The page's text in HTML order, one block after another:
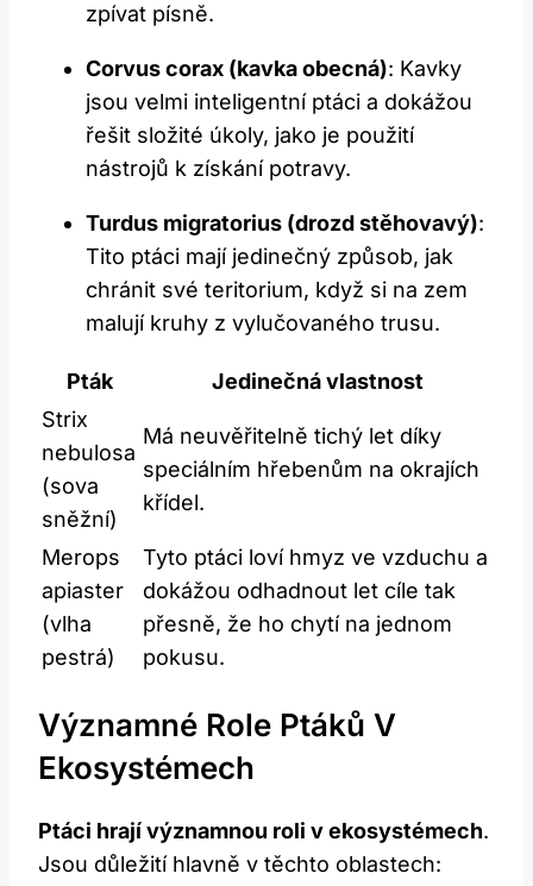
zpívat písně.
Corvus corax (kavka obecná): Kavky
jsou velmi inteligentní ptáci a dokážou
řešit složité úkoly, jako je použití
nástrojů k získání potravy.
Turdus migratorius (drozd stěhovavý):
Tito ptáci mají jedinečný způsob, jak
chránit své teritorium, když si na zem
malují kruhy z vylučovaného trusu.
Pták
Jedinečná vlastnost
Strix
nebulosa
(sova
sněžní)
Má neuvěřitelně tichý let díky
speciálním hřebenům na okrajích
křídel.
Merops
apiaster
(vlha
pestrá)
Tyto ptáci loví hmyz ve vzduchu a
dokážou odhadnout let cíle tak
přesně, že ho chytí na jednom
pokusu.
Významné Role Ptáků V
Ekosystémech
Ptáci hrají významnou roli v ekosystémech.
Jsou důležití hlavně v těchto oblastech: